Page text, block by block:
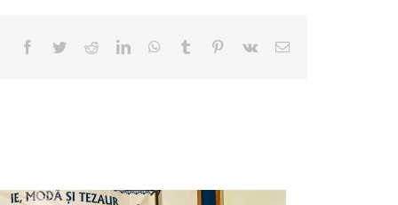
Facebook
TwitterRedditLinkedInWhatsApp
Tumblr Pinterest
Vk
E-